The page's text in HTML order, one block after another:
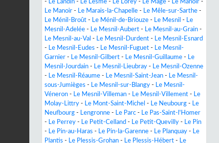
- Le Landin - Le Lesme - Le Lorey - Le Mage - Le Manoir -
Le Manoir - Le Marais-la-Chapelle - Le Mêle-sur-Sarthe -
Le Ménil-Broût - Le Ménil-de-Briouze - Le Mesnil - Le
Mesnil-Adelée - Le Mesnil-Aubert - Le Mesnil-au-Grain -
Le Mesnil-au-Val - Le Mesnil-Durdent - Le Mesnil-Esnard
- Le Mesnil-Eudes - Le Mesnil-Fuguet - Le Mesnil-
Garnier - Le Mesnil-Gilbert - Le Mesnil-Guillaume - Le
Mesnil-Jourdain - Le Mesnil-Lieubray - Le Mesnil-Ozenne
- Le Mesnil-Réaume - Le Mesnil-Saint-Jean - Le Mesnil-
sous-Jumièges - Le Mesnil-sur-Blangy - Le Mesnil-
Véneron - Le Mesnil-Villeman - Le Mesnil-Villement - Le
Molay-Littry - Le Mont-Saint-Michel - Le Neubourg - Le
Neufbourg - Lengronne - Le Parc - Le Pas-Saint-l'Homer
- Le Perrey - Le Petit-Celland - Le Petit-Quevilly - Le Pin
- Le Pin-au-Haras - Le Pin-la-Garenne - Le Planquay - Le
Plantis - Le Plessis-Grohan - Le Plessis-Hébert - Le